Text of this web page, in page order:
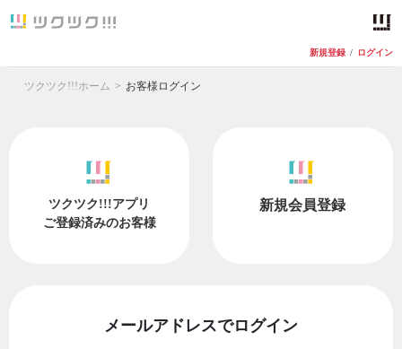
新規登録 / ログイン
ツクツク!!!ホーム お客様ログイン
ツクツク!!!アプリ
ご登録済みのお客様
新規会員登録
メールアドレスでログイン